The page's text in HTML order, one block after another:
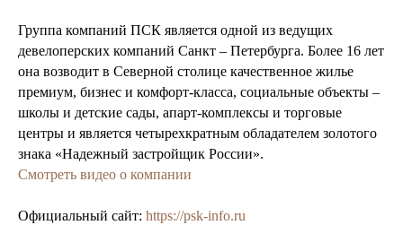
Группа компаний ПСК является одной из ведущих
девелоперских компаний Санкт – Петербурга. Более 16 лет
она возводит в Северной столице качественное жилье
премиум, бизнес и комфорт-класса, социальные объекты –
школы и детские сады, апарт-комплексы и торговые
центры и является четырехкратным обладателем золотого
знака «Надежный застройщик России».
Смотреть видео о компании
Официальный сайт: https://psk-info.ru